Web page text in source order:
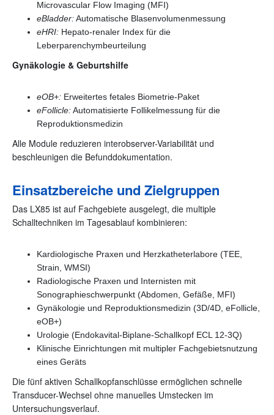
Microvascular Flow Imaging (MFI)
eBladder:Automatische Blasenvolumenmessung
eHRI: Hepato-renaler Index für die
Leberparenchymbeurteilung
Gynäkologie & Geburtshilfe
eOB+: Erweitertes fetales Biometrie-Paket
eFollicle:Automatisierte Follikelmessung für die
Reproduktionsmedizin
Alle Module reduzieren interobserver-Variabilität und
beschleunigen die Befunddokumentation.
Einsatzbereiche und Zielgruppen
Das LX85 ist auf Fachgebiete ausgelegt, die multiple
Schalltechniken im Tagesablauf kombinieren:
Kardiologische Praxen und Herzkatheterlabore (TEE,
Strain, WMSI)
Radiologische Praxen und Internisten mit
Sonographieschwerpunkt (Abdomen, Gefäße, MFI)
Gynäkologie und Reproduktionsmedizin (3D/4D, eFollicle,
eOB+)
Urologie (Endokavital-Biplane-Schallkopf ECL 12-3Q)
Klinische Einrichtungen mit multipler Fachgebietsnutzung
eines Geräts
Die fünf aktiven Schallkopfanschlüsse ermöglichen schnelle
Transducer-Wechsel ohne manuelles Umstecken im
Untersuchungsverlauf.